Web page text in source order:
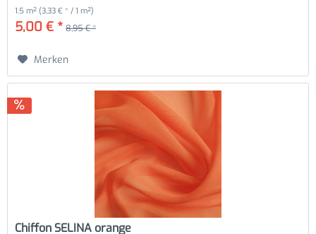
1.5 m² (3,33 € * / 1 m²)
5,00 € * 8,95 € *
Merken
Chiffon SELINA orange